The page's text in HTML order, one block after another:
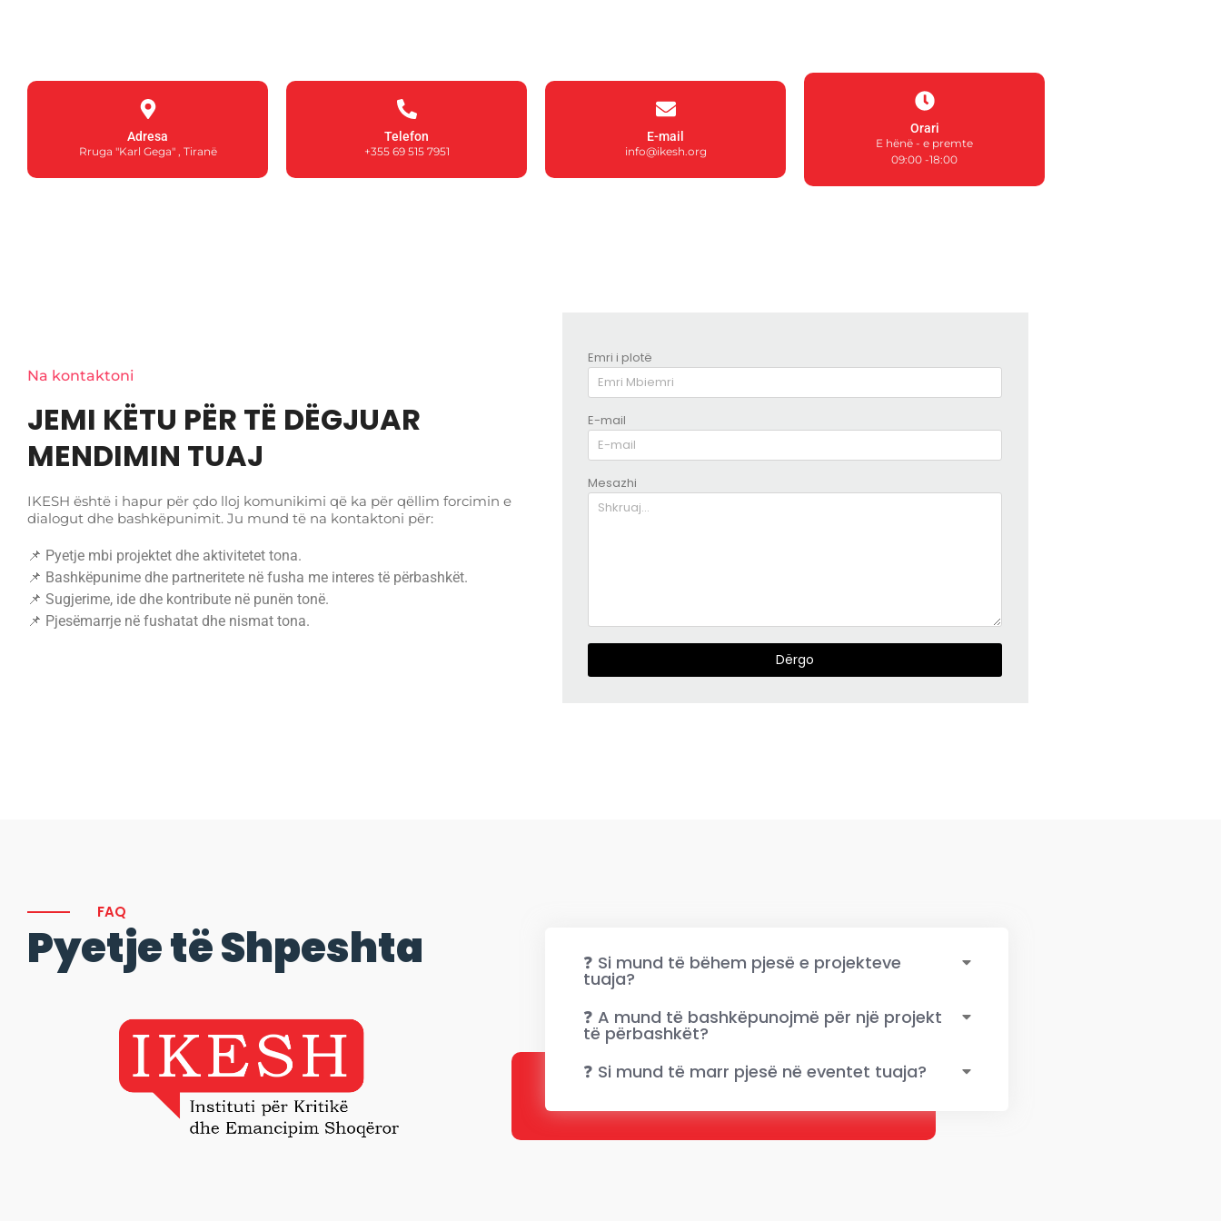
Adresa
Rruga "Karl Gega" , Tiranë
Telefon
+355 69 515 7951
E-mail
info@ikesh.org
Orari
E hënë - e premte
09:00 -18:00
Na kontaktoni
JEMI KËTU PËR TË DËGJUAR
MENDIMIN TUAJ
IKESH është i hapur për çdo lloj komunikimi që ka për qëllim forcimin e
dialogut dhe bashkëpunimit. Ju mund të na kontaktoni për:
📌 Pyetje mbi projektet dhe aktivitetet tona.
📌 Bashkëpunime dhe partneritete në fusha me interes të përbashkët.
📌 Sugjerime, ide dhe kontribute në punën tonë.
📌 Pjesëmarrje në fushatat dhe nismat tona.
Emri i plotë
E-mail
Mesazhi
Dërgo
FAQ
Pyetje të Shpeshta ❓ Si mund të bëhem pjesë e projekteve
tuaja?
❓ A mund të bashkëpunojmë për një projekt
të përbashkët?
❓ Si mund të marr pjesë në eventet tuaja?